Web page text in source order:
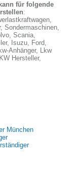
für folgende
:
Sondermaschinen,
Scania,
Isuzu, Ford,
Anhänger, Lkw
Hersteller,
München